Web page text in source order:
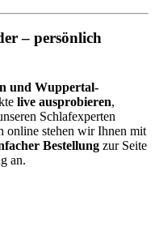
– persönlich
und Wuppertal-
live ausprobieren,
Schlafexperten
online stehen wir Ihnen mit
Bestellung zur Seite
an.